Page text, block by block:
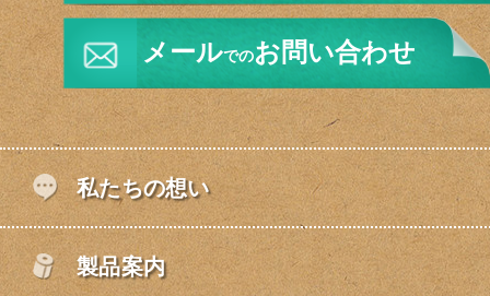
メールでのお問い合わせ
私たちの想い
製品案内